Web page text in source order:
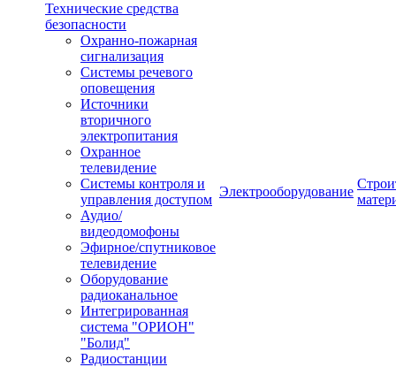
Технические средства
безопасности
Охранно-пожарная
сигнализация
Системы речевого
оповещения
Источники
вторичного
электропитания
Охранное
телевидение
Системы контроля и
управления доступом
Аудио/
видеодомофоны
Эфирное/спутниковое
телевидение
Оборудование
радиоканальное
Интегрированная
система "ОРИОН"
"Болид"
Радиостанции
Электрооборудование